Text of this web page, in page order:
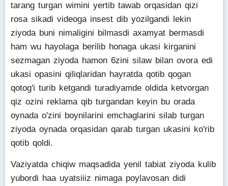
tarang turgan wimini yertib tawab orqasidan qizi
rosa sikadi videoga insest dib yozilgandi lekin
ziyoda buni nimaligini bilmasdi axamyat bermasdi
ham wu hayolaga berilib honaga ukasi kirganini
sezmagan ziyoda hamon 6zini silaw bilan ovora edi
ukasi opasini qiliqlaridan hayratda qotib qogan
qotog'i turib ketgandi turadiyamde oldida ketvorgan
qiz ozini reklama qib turgandan keyin bu orada
oynada o'zini boynilarini emchaglarini silab turgan
ziyoda oynada orqasidan qarab turgan ukasini ko'rib
qotib qoldi.
Vaziyatda chiqiw maqsadida yenil tabiat ziyoda kulib
yubordi haa uyatsiiiz nimaga poylavosan didi